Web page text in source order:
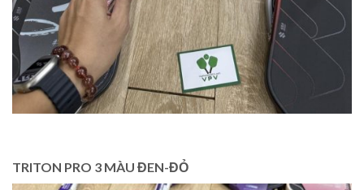
TRITON PRO 3 MÀU ĐEN-ĐỎ